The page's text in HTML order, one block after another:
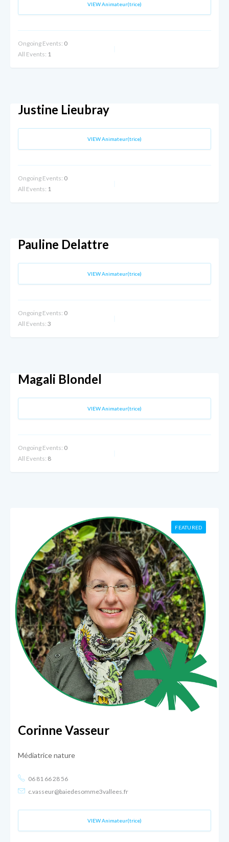
VIEW Animateur(trice)
Ongoing Events: 0
All Events: 1
Justine Lieubray
VIEW Animateur(trice)
Ongoing Events: 0
All Events: 1
Pauline Delattre
VIEW Animateur(trice)
Ongoing Events: 0
All Events: 3
Magali Blondel
VIEW Animateur(trice)
Ongoing Events: 0
All Events: 8
FEATURED
Corinne Vasseur
Médiatrice nature
06 81 66 28 56
c.vasseur@baiedesomme3vallees.fr
VIEW Animateur(trice)